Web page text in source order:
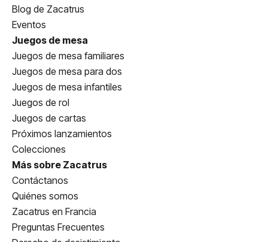
Blog de Zacatrus
Eventos
Juegos de mesa
Juegos de mesa familiares
Juegos de mesa para dos
Juegos de mesa infantiles
Juegos de rol
Juegos de cartas
Próximos lanzamientos
Colecciones
Más sobre Zacatrus
Contáctanos
Quiénes somos
Zacatrus en Francia
Preguntas Frecuentes